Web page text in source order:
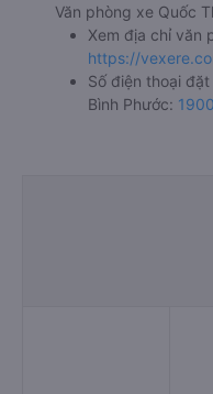
Văn phòng xe Quốc
Xem địa chỉ văn
https://
Số điện thoại
Bình Phước: